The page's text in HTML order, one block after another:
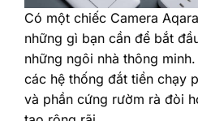
‎Có một chiếc Camera
những gì bạn cần để bắt
những ngôi nhà thông
các hệ thống đắt tiền chạy
và phần cứng rườm rà đòi